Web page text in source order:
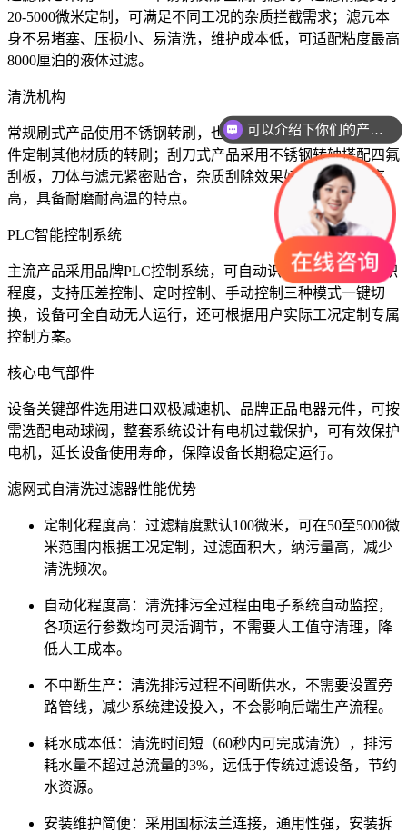
20-5000微米定制，可满足不同工况的杂质拦截需求；滤元本
身不易堵塞、压损小、易清洗，维护成本低，可适配粘度最高
8000厘泊的液体过滤。
清洗机构
常规刷式产品使用不锈钢转刷，也可根据不同的水温、水质条
件定制其他材质的转刷；刮刀式产品采用不锈钢转轴搭配四氟
刮板，刀体与滤元紧密贴合，杂质刮除效果好，滤网通透率
高，具备耐磨耐高温的特点。
PLC智能控制系统
主流产品采用品牌PLC控制系统，可自动识别滤元内杂质沉积
程度，支持压差控制、定时控制、手动控制三种模式一键切
换，设备可全自动无人运行，还可根据用户实际工况定制专属
控制方案。
核心电气部件
设备关键部件选用进口双极减速机、品牌正品电器元件，可按
需选配电动球阀，整套系统设计有电机过载保护，可有效保护
电机，延长设备使用寿命，保障设备长期稳定运行。
滤网式自清洗过滤器性能优势
定制化程度高：过滤精度默认100微米，可在50至5000微
米范围内根据工况定制，过滤面积大，纳污量高，减少
清洗频次。
自动化程度高：清洗排污全过程由电子系统自动监控，
各项运行参数均可灵活调节，不需要人工值守清理，降
低人工成本。
不中断生产：清洗排污过程不间断供水，不需要设置旁
路管线，减少系统建设投入，不会影响后端生产流程。
耗水成本低：清洗时间短（60秒内可完成清洗），排污
耗水量不超过总流量的3%，远低于传统过滤设备，节约
水资源。
安装维护简便：采用国标法兰连接，通用性强，安装拆
可以介绍下你们的产品么